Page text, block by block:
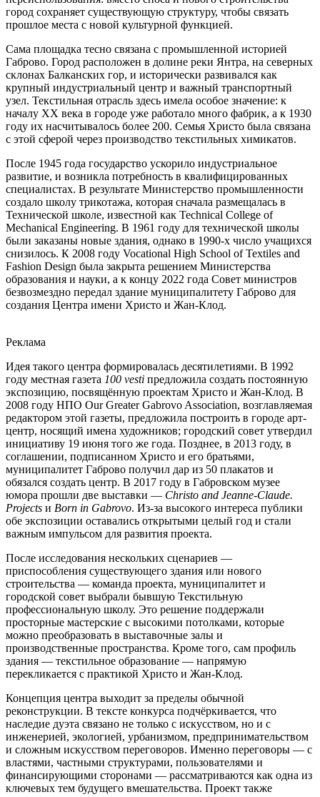
город сохраняет существующую структуру, чтобы связать
прошлое места с новой культурной функцией.
Сама площадка тесно связана с промышленной историей
Габрово. Город расположен в долине реки Янтра, на северных
склонах Балканских гор, и исторически развивался как
крупный индустриальный центр и важный транспортный
узел. Текстильная отрасль здесь имела особое значение: к
началу XX века в городе уже работало много фабрик, а к 1930
году их насчитывалось более 200. Семья Христо была связана
с этой сферой через производство текстильных химикатов.
После 1945 года государство ускорило индустриальное
развитие, и возникла потребность в квалифицированных
специалистах. В результате Министерство промышленности
создало школу трикотажа, которая сначала размещалась в
Технической школе, известной как Technical College of
Mechanical Engineering. В 1961 году для технической школы
были заказаны новые здания, однако в 1990-х число учащихся
снизилось. К 2008 году Vocational High School of Textiles and
Fashion Design была закрыта решением Министерства
образования и науки, а к концу 2022 года Совет министров
безвозмездно передал здание муниципалитету Габрово для
создания Центра имени Христо и Жан-Клод.
Реклама
Идея такого центра формировалась десятилетиями. В 1992
году местная газета 100 vesti предложила создать постоянную
экспозицию, посвящённую проектам Христо и Жан-Клод. В
2008 году НПО Our Greater Gabrovo Association, возглавляемая
редактором этой газеты, предложила построить в городе арт-
центр, носящий имена художников; городский совет утвердил
инициативу 19 июня того же года. Позднее, в 2013 году, в
соглашении, подписанном Христо и его братьями,
муниципалитет Габрово получил дар из 50 плакатов и
обязался создать центр. В 2017 году в Габровском музее
юмора прошли две выставки — Christo and Jeanne-Claude.
Projects и Born in Gabrovo. Из-за высокого интереса публики
обе экспозиции оставались открытыми целый год и стали
важным импульсом для развития проекта.
После исследования нескольких сценариев —
приспособления существующего здания или нового
строительства — команда проекта, муниципалитет и
городской совет выбрали бывшую Текстильную
профессиональную школу. Это решение поддержали
просторные мастерские с высокими потолками, которые
можно преобразовать в выставочные залы и
производственные пространства. Кроме того, сам профиль
здания — текстильное образование — напрямую
перекликается с практикой Христо и Жан-Клод.
Концепция центра выходит за пределы обычной
реконструкции. В тексте конкурса подчёркивается, что
наследие дуэта связано не только с искусством, но и с
инженерией, экологией, урбанизмом, предпринимательством
и сложным искусством переговоров. Именно переговоры — с
властями, частными структурами, пользователями и
финансирующими сторонами — рассматриваются как одна из
ключевых тем будущего вмешательства. Проект также